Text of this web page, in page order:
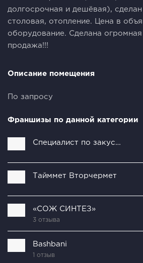
долгосрочная и дешёвая),
столовая, отопление. Цена в
оборудование. Сделана
продажа!!!
Описание помещения
По запросу
Франшизы по данной категории
Специалист по закуске
Тайммет Вторчермет
«СОЖ СИНТЕЗ»
3 отзыва
Bashbani
1 отзыв